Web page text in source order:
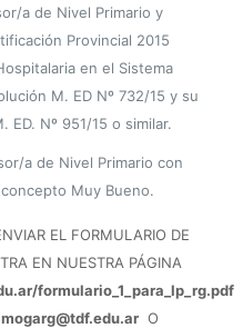
a de Nivel Primario y
Provincial 2015
en el Sistema
M. ED Nº 732/15 y su
ED. Nº 951/15 o similar.
a de Nivel Primario con
Muy Bueno.
EL FORMULARIO DE
EN NUESTRA PÁGINA
formulario_1_para_lp_rg.pdf
O